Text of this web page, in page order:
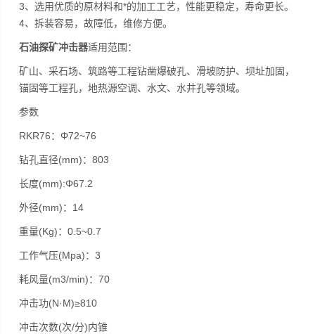
3、选用优质的原材料和*的加工工艺，性能更稳定，寿命更长。
4、拆装容易，故障低，维修方便。
石油探矿冲击器适用范围：
矿山、采石场、筑路等工程钻凿爆破孔、滑坡防护、坝址加固，
锚固等工程孔，地热源空调、水文、水井孔等领域。
参数
RKR76：Φ72~76
钻孔直径(mm)：803
长度(mm):Φ67.2
外径(mm)：14
重量(Kg)：0.5~0.7
工作气压(Mpa)：3
耗风量(m3/min)：70
冲击功(N·M)≥810
冲击次数(次/分)内锥